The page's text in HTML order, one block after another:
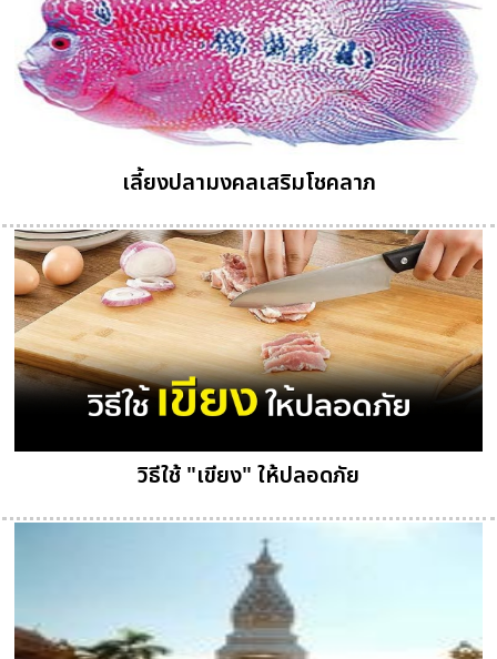
เลี้ยงปลามงคลเสริมโชคลาภ
วิธีใช้ "เขียง" ให้ปลอดภัย